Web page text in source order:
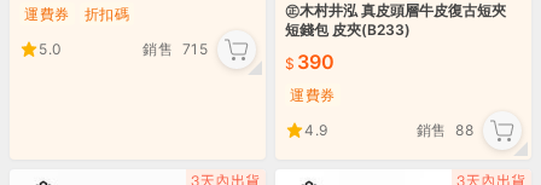
運費券
折扣碼
5.0
銷售 715
㊣木村井泓 真皮頭層牛皮復古短夾
短錢包 皮夾(B233)
390
運費券
4.9
銷售 88